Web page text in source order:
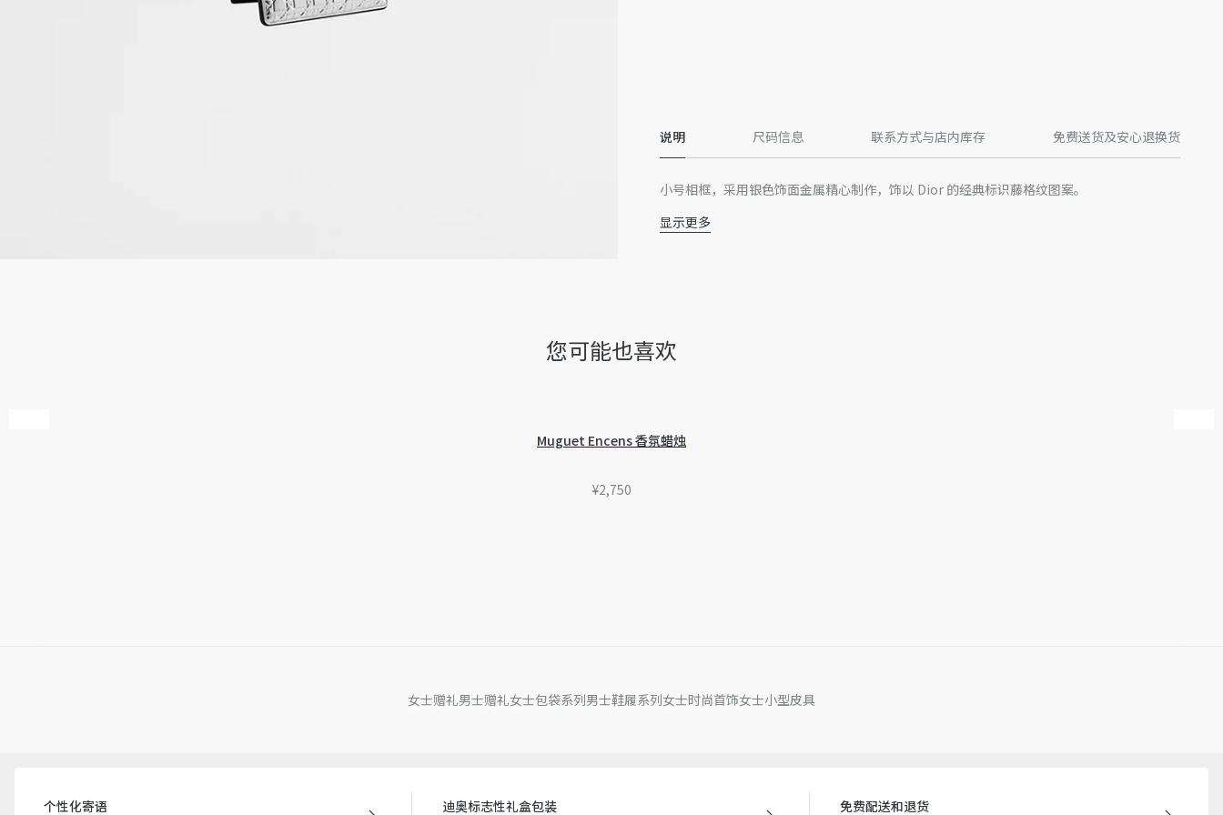
说明 尺码信息 联系方式与店内库存 免费送货及安心退换货
小号相框，采用银色饰面金属精心制作，饰以 Dior 的经典标识藤格纹图案。
中密度纤维板，玻璃，铜合金
量误差或其他细节误差，网站展示的产品图片可能与产品实际外观不一致，以产品实物为
显示更多
您可能也喜欢
Muguet Encens 香氛蜡烛
¥2,750
女士赠礼男士赠礼女士包袋系列男士鞋履系列女士时尚首饰女士小型皮具
个性化寄语 迪奥标志性礼盒包装 免费配送和退货